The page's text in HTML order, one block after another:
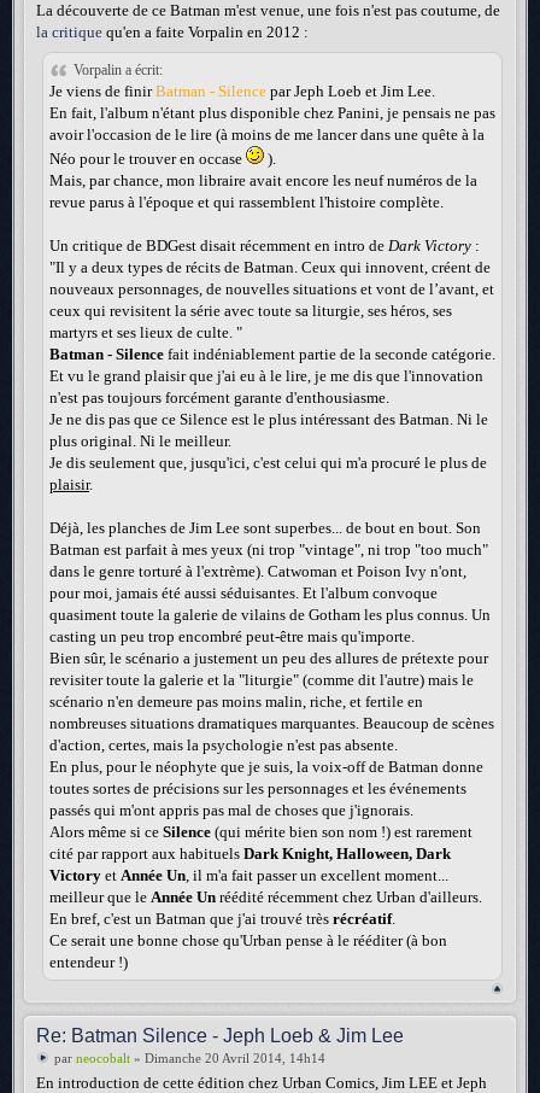
La découverte de ce Batman m'est venue, une fois n'est pas coutume, de
la critique qu'en a faite Vorpalin en 2012 :
Vorpalin a écrit:
Je viens de finirBatman - Silence par Jeph Loeb et Jim Lee.
En fait, l'album n'étant plus disponible chez Panini, je pensais ne pas
avoir l'occasion de le lire (à moins de me lancer dans une quête à la
Néo pour le trouver en occase
).
Mais, par chance, mon libraire avait encore les neuf numéros de la
revue parus à l'époque et qui rassemblent l'histoire complète.
Un critique de BDGest disait récemment en intro de Dark Victory :
"Il y a deux types de récits de Batman. Ceux qui innovent, créent de
nouveaux personnages, de nouvelles situations et vont de l’avant, et
ceux qui revisitent la série avec toute sa liturgie, ses héros, ses
martyrs et ses lieux de culte. "
Batman - Silence fait indéniablement partie de la seconde catégorie.
Et vu le grand plaisir que j'ai eu à le lire, je me dis que l'innovation
n'est pas toujours forcément garante d'enthousiasme.
Je ne dis pas que ce Silence est le plus intéressant des Batman. Ni le
plus original. Ni le meilleur.
Je dis seulement que, jusqu'ici, c'est celui qui m'a procuré le plus de
plaisir.
Déjà, les planches de Jim Lee sont superbes... de bout en bout. Son
Batman est parfait à mes yeux (ni trop "vintage", ni trop "too much"
dans le genre torturé à l'extrème). Catwoman et Poison Ivy n'ont,
pour moi, jamais été aussi séduisantes. Et l'album convoque
quasiment toute la galerie de vilains de Gotham les plus connus. Un
casting un peu trop encombré peut-être mais qu'importe.
Bien sûr, le scénario a justement un peu des allures de prétexte pour
revisiter toute la galerie et la "liturgie" (comme dit l'autre) mais le
scénario n'en demeure pas moins malin, riche, et fertile en
nombreuses situations dramatiques marquantes. Beaucoup de scènes
d'action, certes, mais la psychologie n'est pas absente.
En plus, pour le néophyte que je suis, la voix-off de Batman donne
toutes sortes de précisions sur les personnages et les événements
passés qui m'ont appris pas mal de choses que j'ignorais.
Alors même si ce Silence (qui mérite bien son nom !) est rarement
cité par rapport aux habituels Dark Knight, Halloween, Dark
Victory et Année Un , il m'a fait passer un excellent moment...
meilleur que le Année Un réédité récemment chez Urban d'ailleurs.
En bref, c'est un Batman que j'ai trouvé très récréatif.
Ce serait une bonne chose qu'Urban pense à le rééditer (à bon
entendeur !)
Re: Batman Silence - Jeph Loeb & Jim Lee
par neocobalt » Dimanche 20 Avril 2014, 14h14
En introduction de cette édition chez Urban Comics, Jim LEE et Jeph